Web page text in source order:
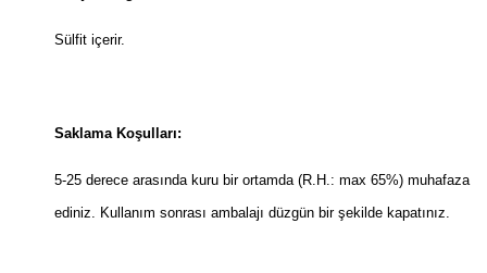
Sülfit içerir.
Saklama Koşulları:
5-25 derece arasında kuru bir ortamda (R.H.: max 65%) muhafaza
ediniz. Kullanım sonrası ambalajı düzgün bir şekilde kapatınız.